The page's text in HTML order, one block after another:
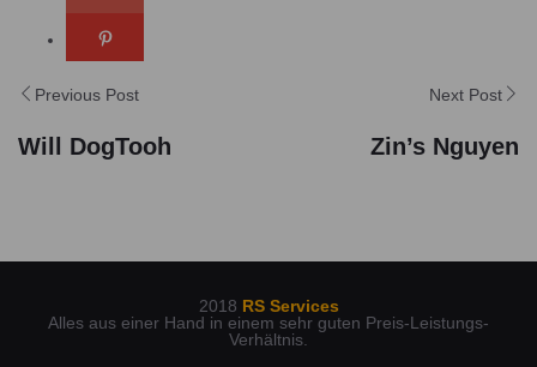
Previous Post
Will DogTooh
Next Post
Zin’s Nguyen
2018 RS Services
Alles aus einer Hand in einem sehr guten Preis-Leistungs-
Verhältnis.